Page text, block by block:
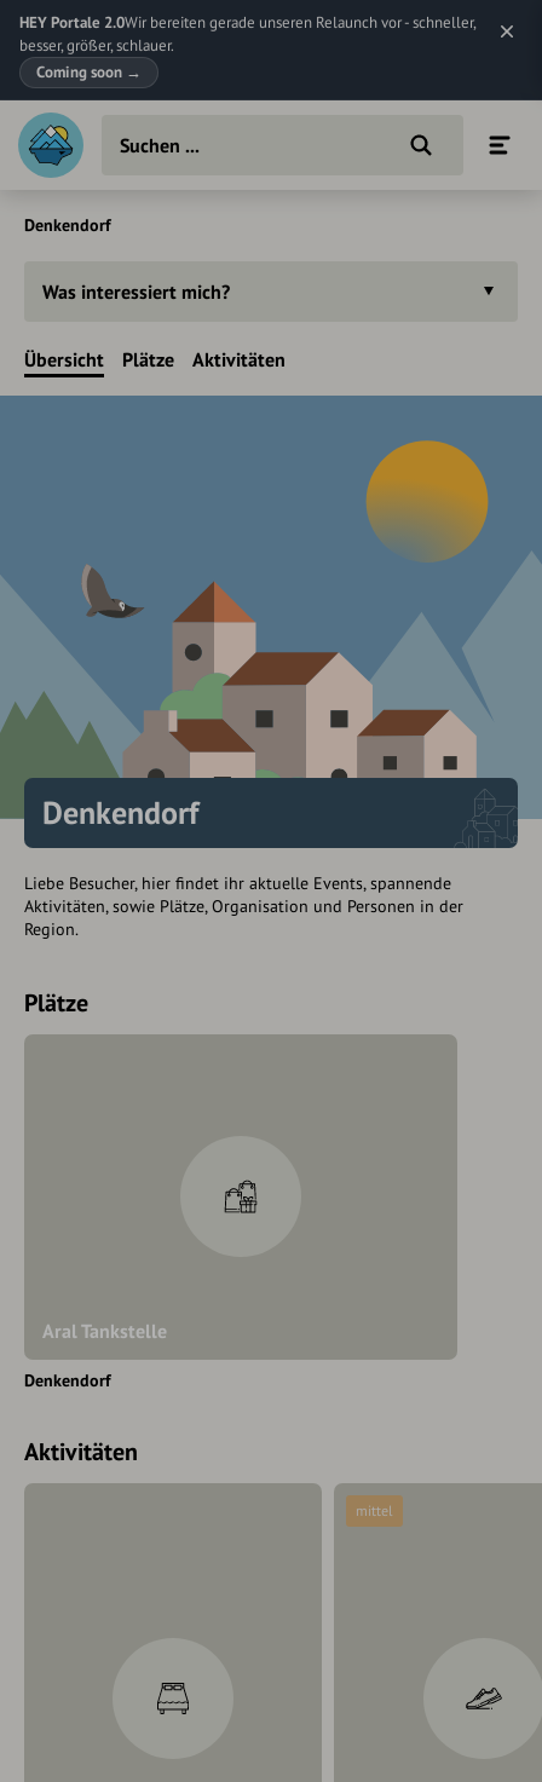
HEY Portale 2.0Wir bereiten gerade unseren Relaunch vor - schneller,
besser, größer, schlauer.
Coming soon →
Denkendorf
Was interessiert mich?
Übersicht Plätze Aktivitäten
Denkendorf
Liebe Besucher, hier findet ihr aktuelle Events, spannende
Aktivitäten, sowie Plätze, Organisation und Personen in der
Region.
Plätze
Aral Tankstelle
Denkendorf
Aktivitäten
mittel